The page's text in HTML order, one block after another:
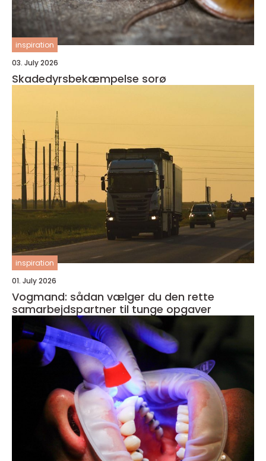
inspiration
03. July 2026
Skadedyrsbekæmpelse sorø
inspiration
01. July 2026
Vogmand: sådan vælger du den rette
samarbejdspartner til tunge opgaver